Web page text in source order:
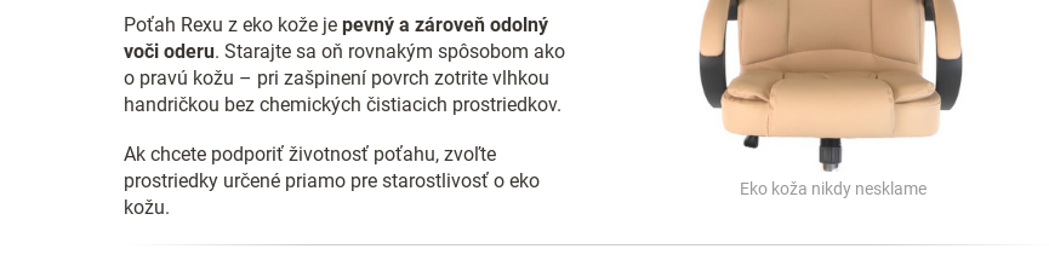
Poťah Rexu z eko kože je pevný a zároveň odolný
voči oderu. Starajte sa oň rovnakým spôsobom ako
o pravú kožu – pri zašpinení povrch zotrite vlhkou
handričkou bez chemických čistiacich prostriedkov.
Ak chcete podporiť životnosť poťahu, zvoľte
prostriedky určené priamo pre starostlivosť o eko
kožu.
Eko koža nikdy nesklame